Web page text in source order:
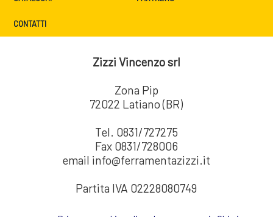
CONTATTI
Zizzi Vincenzo srl
Zona Pip
72022 Latiano (BR)
Tel. 0831/727275
Fax 0831/728006
email info@ferramentazizzi.it
Partita IVA 02228080749